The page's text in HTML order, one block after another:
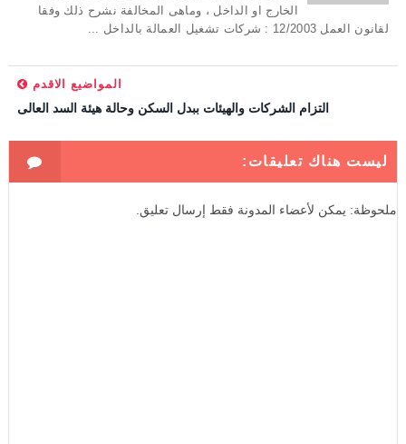
الخارج او الداخل ، وماهى المخالفة نشرح ذلك وفقا
لقانون العمل 12/2003 : شركات تشغيل العمالة بالداخل ...
المواضيع الاقدم
التزام الشركات والهيئات ببدل السكن وحالة هيئة السد العالى
ليست هناك تعليقات:
ملحوظة: يمكن لأعضاء المدونة فقط إرسال تعليق.